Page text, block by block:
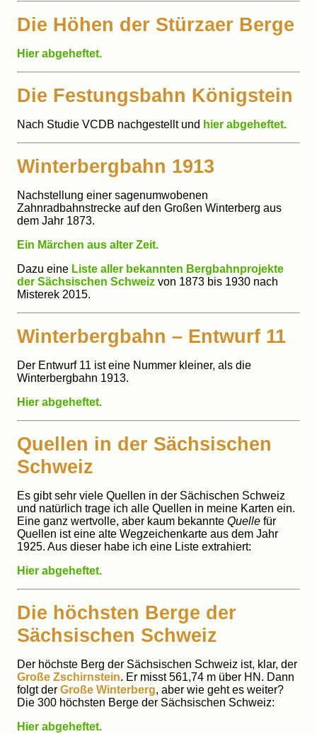
Die Höhen der Stürzaer Berge
Hier abgeheftet.
Die Festungsbahn Königstein
Nach Studie VCDB nachgestellt und hier abgeheftet.
Winterbergbahn 1913
Nachstellung einer sagenumwobenen
Zahnradbahnstrecke auf den Großen Winterberg aus
dem Jahr 1873.
Ein Märchen aus alter Zeit.
Dazu eine Liste aller bekannten Bergbahnprojekte
der Sächsischen Schweiz von 1873 bis 1930 nach
Misterek 2015.
Winterbergbahn – Entwurf 11
Der Entwurf 11 ist eine Nummer kleiner, als die
Winterbergbahn 1913.
Hier abgeheftet.
Quellen in der Sächsischen
Schweiz
Es gibt sehr viele Quellen in der Sächischen Schweiz
und natürlich trage ich alle Quellen in meine Karten ein.
Eine ganz wertvolle, aber kaum bekannte Quelle für
Quellen ist eine alte Wegzeichenkarte aus dem Jahr
1925. Aus dieser habe ich eine Liste extrahiert:
Hier abgeheftet.
Die höchsten Berge der
Sächsischen Schweiz
Der höchste Berg der Sächsischen Schweiz ist, klar, der
Große Zschirnstein. Er misst 561,74 m über HN. Dann
folgt der Große Winterberg, aber wie geht es weiter?
Die 300 höchsten Berge der Sächsischen Schweiz:
Hier abgeheftet.